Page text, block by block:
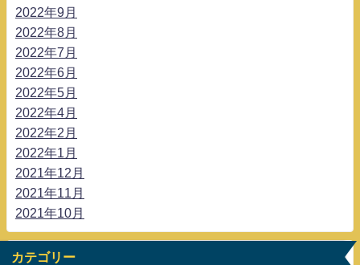
2022年9月
2022年8月
2022年7月
2022年6月
2022年5月
2022年4月
2022年2月
2022年1月
2021年12月
2021年11月
2021年10月
カテゴリー